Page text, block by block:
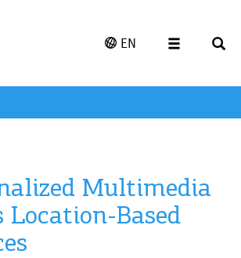
EN
Multimedia
Location-Based